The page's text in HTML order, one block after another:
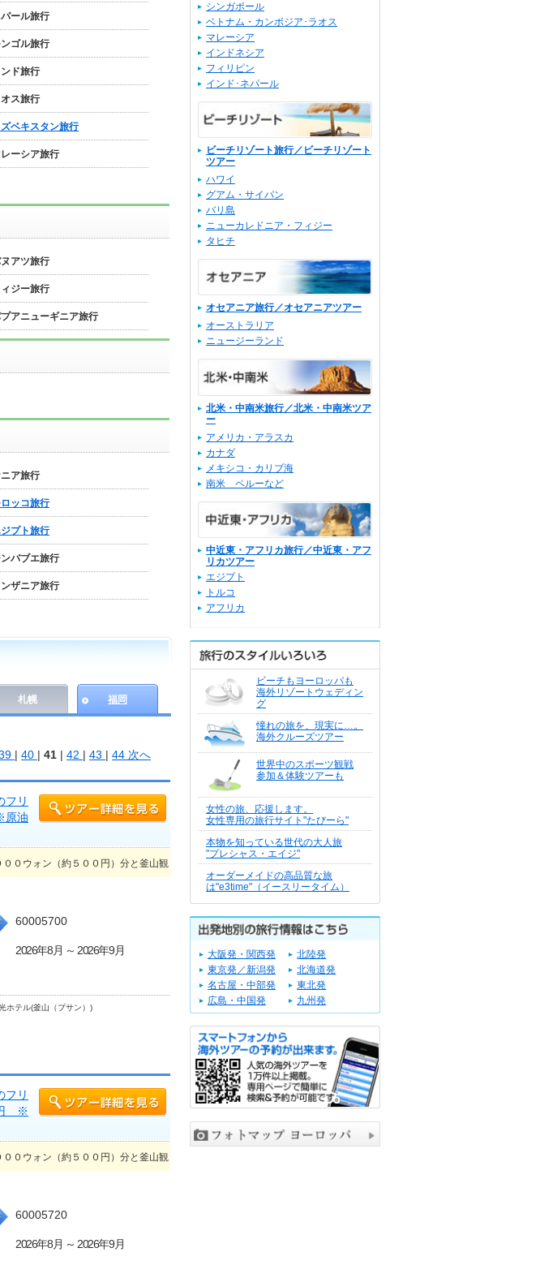
ール旅行
ゴル旅行
ド旅行
ス旅行
ベキスタン旅行
ーシア旅行
アツ旅行
ジー旅行
アニューギニア旅行
ア旅行
ッコ旅行
プト旅行
バブエ旅行
ザニア旅行
札幌 福岡
|40 |41 |42 |43 |44 次へ
リ
原油
０ウォン（約５００円）分と釜山観
60005700
2026年8月 ～ 2026年9月
ホテル(釜山（プサン）)
リ
円 ※
０ウォン（約５００円）分と釜山観
60005720
2026年8月 ～ 2026年9月
シンガポール
ベトナム・カンボジア･ラオス
マレーシア
インドネシア
フィリピン
インド･ネパール
ビーチリゾート旅行／ビーチリゾート
ツアー
ハワイ
グアム・サイパン
バリ島
ニューカレドニア・フィジー
タヒチ
オセアニア旅行／オセアニアツアー
オーストラリア
ニュージーランド
北米・中南米旅行／北米・中南米ツア
ー
アメリカ・アラスカ
カナダ
メキシコ・カリブ海
南米 ペルーなど
中近東・アフリカ旅行／中近東・アフ
リカツアー
エジプト
トルコ
アフリカ
ビーチもヨーロッパも
海外リゾートウェディン
グ
憧れの旅を、現実に…。
海外クルーズツアー
世界中のスポーツ観戦
参加＆体験ツアーも
女性の旅、応援します。
女性専用の旅行サイト"たびーら"
本物を知っている世代の大人旅
"プレシャス・エイジ"
オーダーメイドの高品質な旅
は"e3time"（イースリータイム）
大阪発・関西発
北陸発
東京発／新潟発
北海道発
名古屋・中部発
東北発
広島・中国発
九州発